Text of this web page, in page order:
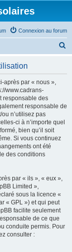
Connexion au forum
après par « nous »,
www.cadrans-
responsable des
responsable de
n’utilisez pas
ci à n’importe quel
bien qu’il soit
Si vous continuez
ont été
des conditions
par « ils », « eux »,
Limited »,
sous la licence «
« GPL ») et qui peut
facilite seulement
de ce que
conduite permis. Pour
consulter :